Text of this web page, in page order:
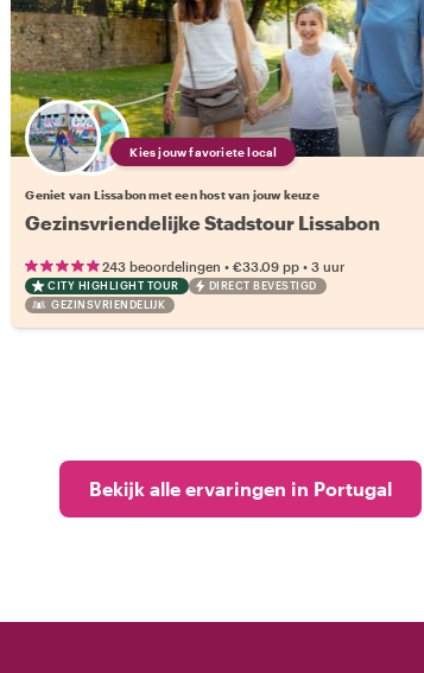
Kies jouw favoriete local
Geniet van Lissabon met een host van jouw keuze
Gezinsvriendelijke Stadstour Lissabon
243 beoordelingen •€33.09 pp •3 uur
CITY HIGHLIGHT TOUR
DIRECT BEVESTIGD
GEZINSVRIENDELIJK
Bekijk alle ervaringen in Portugal